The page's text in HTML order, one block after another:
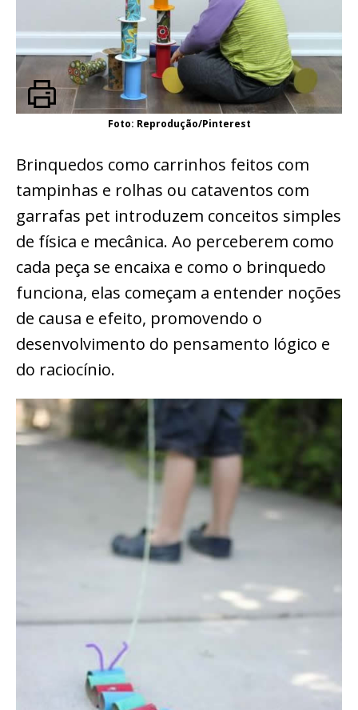
Foto: Reprodução/Pinterest
Brinquedos como carrinhos feitos com
tampinhas e rolhas ou cataventos com
garrafas pet introduzem conceitos simples
de física e mecânica. Ao perceberem como
cada peça se encaixa e como o brinquedo
funciona, elas começam a entender noções
de causa e efeito, promovendo o
desenvolvimento do pensamento lógico e
do raciocínio.